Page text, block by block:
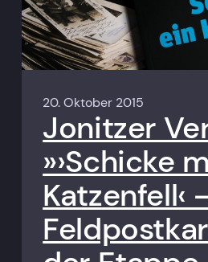
20. Oktober 2015
Jonitzer
»›Schicke
Katzenfell‹